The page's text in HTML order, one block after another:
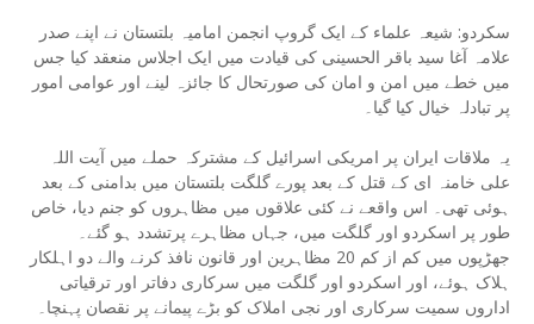
سکردو: شیعہ علماء کے ایک گروپ انجمن امامیہ بلتستان نے اپنے صدر
علامہ آغا سید باقر الحسینی کی قیادت میں ایک اجلاس منعقد کیا جس
میں خطے میں امن و امان کی صورتحال کا جائزہ لینے اور عوامی امور
پر تبادلہ خیال کیا گیا۔
یہ ملاقات ایران پر امریکی اسرائیل کے مشترکہ حملے میں آیت اللہ
علی خامنہ ای کے قتل کے بعد پورے گلگت بلتستان میں بدامنی کے بعد
ہوئی تھی۔ اس واقعے نے کئی علاقوں میں مظاہروں کو جنم دیا، خاص
طور پر اسکردو اور گلگت میں، جہاں مظاہرے پرتشدد ہو گئے۔
جھڑپوں میں کم از کم 20 مظاہرین اور قانون نافذ کرنے والے دو اہلکار
ہلاک ہوئے، اور اسکردو اور گلگت میں سرکاری دفاتر اور ترقیاتی
اداروں سمیت سرکاری اور نجی املاک کو بڑے پیمانے پر نقصان پہنچا۔